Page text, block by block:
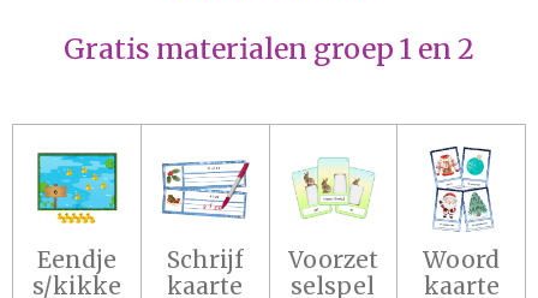
Gratis materialen groep 1 en 2
Eendje
s/kikke
Schrijf
kaarte
Voorzet
selspel
Woord
kaarte